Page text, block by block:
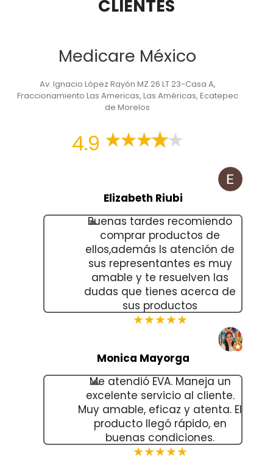
CLIENTES
Medicare México
Av. Ignacio López Rayón MZ 26 LT 23-Casa A,
Fraccionamiento Las Americas, Las Américas, Ecatepec
de Morelos
4.9
Elizabeth Riubi
Buenas tardes recomiendo
comprar productos de
ellos,además ls atención de
sus representantes es muy
amable y te resuelven las
dudas que tienes acerca de
sus productos
★★★★★
Monica Mayorga
Me atendió EVA. Maneja un
excelente servicio al cliente.
Muy amable, eficaz y atenta. El
producto llegó rápido, en
buenas condiciones.
★★★★★